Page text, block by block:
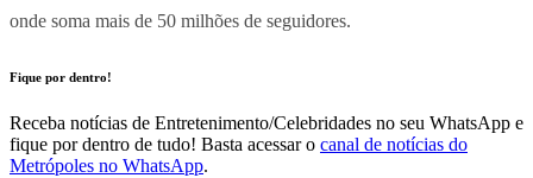
onde soma mais de 50 milhões de seguidores.
Fique por dentro!
Receba notícias de Entretenimento/Celebridades no seu WhatsApp e
fique por dentro de tudo! Basta acessar o canal de notícias do
Metrópoles no WhatsApp.